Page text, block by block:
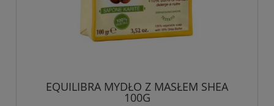
EQUILIBRA MYDŁO Z MASŁEM SHEA
100G